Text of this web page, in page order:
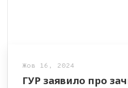
Жов 16, 2024
ГУР заявило про